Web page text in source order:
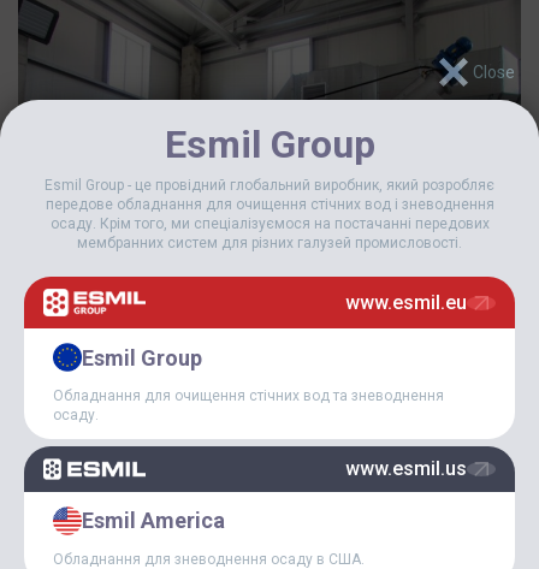
Esmil Group
Esmil Group - це провідний глобальний виробник, який розробляє
передове обладнання для очищення стічних вод і зневоднення
осаду. Крім того, ми спеціалізуємося на постачанні передових
мембранних систем для різних галузей промисловості.
www.esmil.eu
Esmil Group
Обладнання для очищення стічних вод та зневоднення
осаду.
www.esmil.us
Esmil America
Обладнання для зневоднення осаду в США.